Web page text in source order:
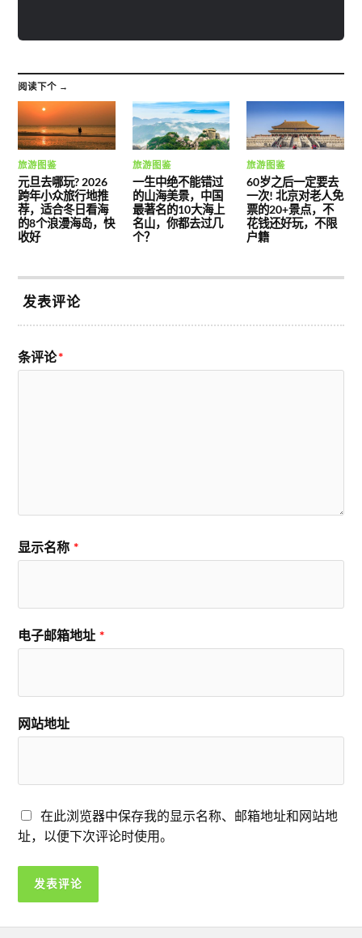
阅读下个 →
旅游图鉴
元旦去哪玩? 2026
跨年小众旅行地推
荐，适合冬日看海
的8个浪漫海岛，快
收好
旅游图鉴
一生中绝不能错过
的山海美景，中国
最著名的10大海上
名山，你都去过几
个？
旅游图鉴
60岁之后一定要去
一次! 北京对老人免
票的20+景点，不
花钱还好玩，不限
户籍
发表评论
条评论*
显示名称 *
电子邮箱地址 *
网站地址
在此浏览器中保存我的显示名称、邮箱地址和网站地
址，以便下次评论时使用。